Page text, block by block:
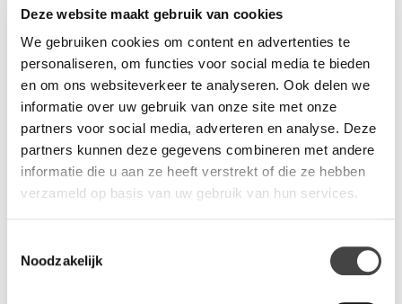
Deze website maakt gebruik van cookies
We gebruiken cookies om content en advertenties te
personaliseren, om functies voor social media te bieden
en om ons websiteverkeer te analyseren. Ook delen we
informatie over uw gebruik van onze site met onze
partners voor social media, adverteren en analyse. Deze
partners kunnen deze gegevens combineren met andere
informatie die u aan ze heeft verstrekt of die ze hebben
verzameld op basis van uw gebruik van hun services.
Noodzakelijk
ruim aanbod in kleuren of hout printen, denk hierbij aan eiken,
ook leverbaar in egale kleuren zoals wit, grijs, zwart. De
maximale afmeting die voor deze poot geschikt is, is 120 x 120
cm / Ø 140. Het stalen onderstel van de tafel wordt standaard
in zwart geleverd. Wilt u meer weten over onze Pilon tafels
neem dan vrijblijvend
op met een van onze
verkoopadviseurs.
Wij staan u graag te woord via de telefoon.